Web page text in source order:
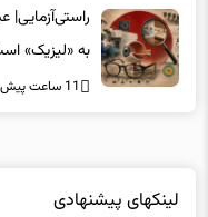
راستی‌آزمایی|
به «لیزیک»